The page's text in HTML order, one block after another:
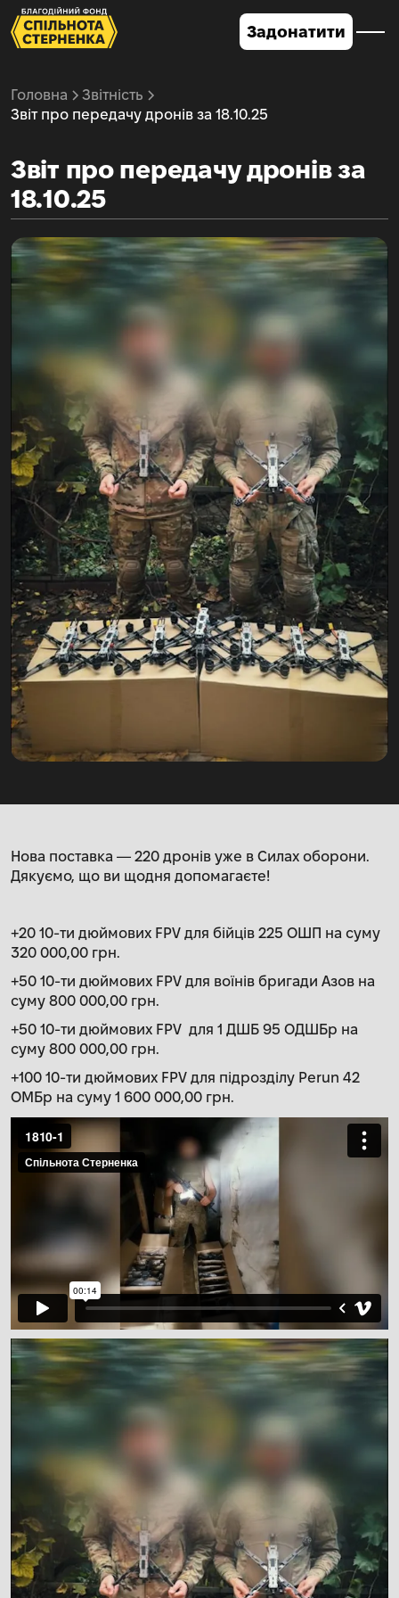
Задонатити
Головна
Звітність
Звіт про передачу дронів за 18.10.25
Звіт про передачу дронів за
18.10.25
Нова поставка — 220 дронів уже в Силах оборони.
Дякуємо, що ви щодня допомагаєте!
+20 10-ти дюймових FPV для бійців 225 ОШП на суму
320 000,00 грн.
+50 10-ти дюймових FPV для воїнів бригади Азов на
суму 800 000,00 грн.
+50 10-ти дюймових FPV для 1 ДШБ 95 ОДШБр на
суму 800 000,00 грн.
+100 10-ти дюймових FPV для підрозділу Perun 42
ОМБр на суму 1 600 000,00 грн.